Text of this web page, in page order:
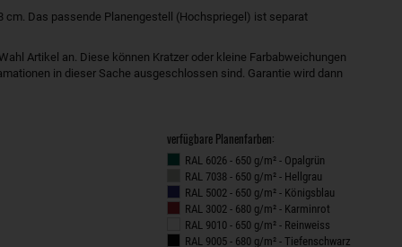
cm. Das passende Planengestell (Hochspriegel) ist separat
Artikel an. Diese können Kratzer oder kleine Farbabweichungen
in dieser Sache ausgeschlossen sind. Garantie wird dann
verfügbare Planenfarben:
RAL 6026 - 650 g/m² - Opalgrün
RAL 7038 - 650 g/m² - Hellgrau
RAL 5002 - 650 g/m² - Königsblau
RAL 3002 - 680 g/m² - Karminrot
RAL 9010 - 650 g/m² - Reinweiss
RAL 9005 - 680 g/m² - Tiefenschwarz